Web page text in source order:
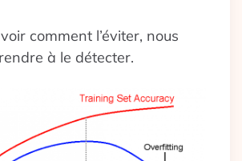
comment l’éviter, nous
à le détecter.